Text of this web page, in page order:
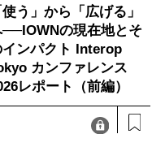
使う」から「広げる」
──IOWNの現在地とそ
インパクト Interop
カンファレンス
レポート（前編）